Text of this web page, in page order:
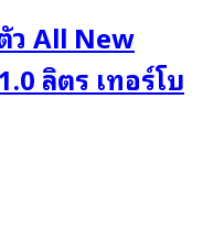
ว All New
ลิตร เทอร์โบ